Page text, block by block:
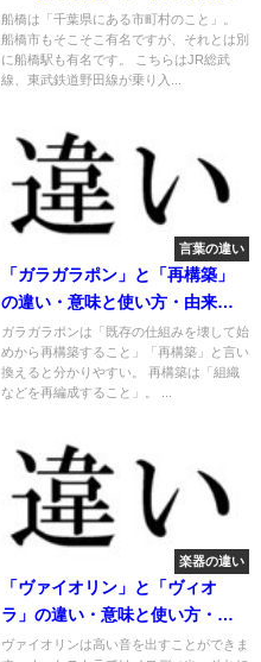
船橋は「千葉県にある市町村のこと」。
船橋市もそこそこ有名ですが、それとは別
に船橋駅も有名です。 こちらはJR総武
線、東武鉄道野田線が乗り入...
言葉の違い
「ガラガラポン」と「再構築」
の違い・意味と使い方・由来や
例文
ガラガラポンは「既存の仕組みを壊して始
めから再構築すること」「再構築」と言い
換えると分かりやすい。 再構築は「組織
などを再編成すること」。 ...
楽器の違い
「ヴァイオリン」と「ヴィオ
ラ」の違い・意味と使い方・使
い分け
ヴァイオリンは高い音を出すことができま